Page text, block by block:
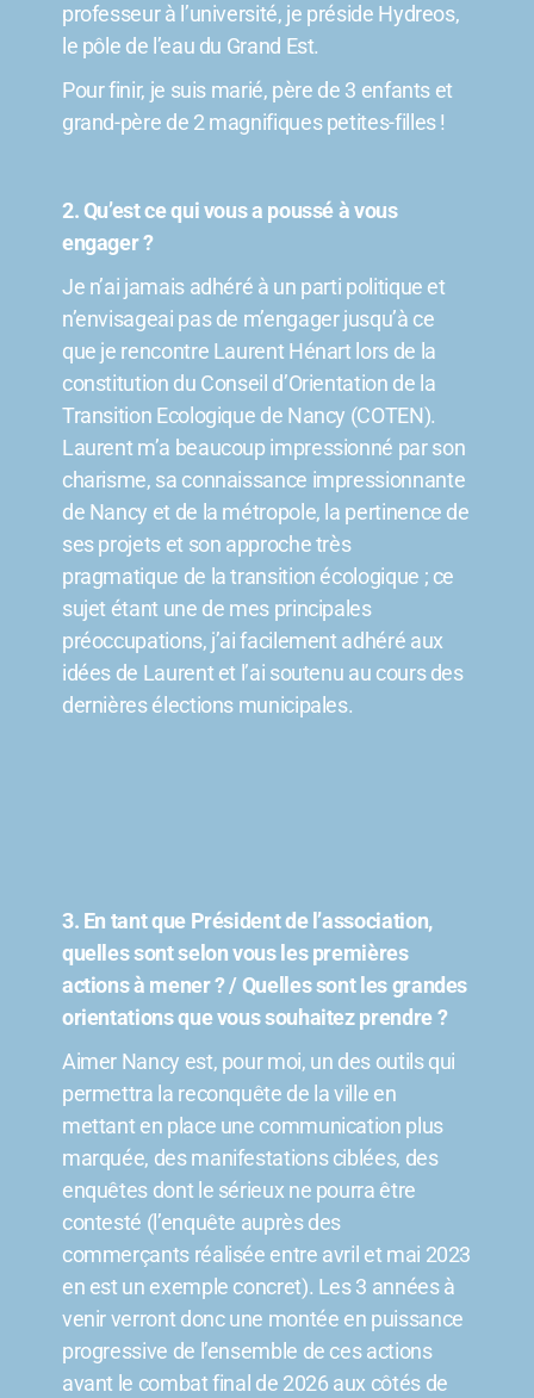
professeur à l’université, je préside Hydreos,
le pôle de l’eau du Grand Est.
Pour finir, je suis marié, père de 3 enfants et
grand-père de 2 magnifiques petites-filles !
2. Qu’est ce qui vous a poussé à vous
engager ?
Je n’ai jamais adhéré à un parti politique et
n’envisageai pas de m’engager jusqu’à ce
que je rencontre Laurent Hénart lors de la
constitution du Conseil d’Orientation de la
Transition Ecologique de Nancy (COTEN).
Laurent m’a beaucoup impressionné par son
charisme, sa connaissance impressionnante
de Nancy et de la métropole, la pertinence de
ses projets et son approche très
pragmatique de la transition écologique ; ce
sujet étant une de mes principales
préoccupations, j’ai facilement adhéré aux
idées de Laurent et l’ai soutenu au cours des
dernières élections municipales.
3. En tant que Président de l’association,
quelles sont selon vous les premières
actions à mener ? / Quelles sont les grandes
orientations que vous souhaitez prendre ?
Aimer Nancy est, pour moi, un des outils qui
permettra la reconquête de la ville en
mettant en place une communication plus
marquée, des manifestations ciblées, des
enquêtes dont le sérieux ne pourra être
contesté (l’enquête auprès des
commerçants réalisée entre avril et mai 2023
en est un exemple concret). Les 3 années à
venir verront donc une montée en puissance
progressive de l’ensemble de ces actions
avant le combat final de 2026 aux côtés de